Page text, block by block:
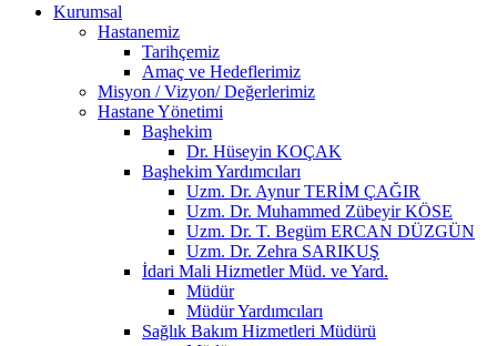
Kurumsal
Hastanemiz
Tarihçemiz
Amaç ve Hedeflerimiz
Misyon / Vizyon/ Değerlerimiz
Hastane Yönetimi
Başhekim
Dr. Hüseyin KOÇAK
Başhekim Yardımcıları
Uzm. Dr. Aynur TERİM ÇAĞIR
Uzm. Dr. Muhammed Zübeyir KÖSE
Uzm. Dr. T. Begüm ERCAN DÜZGÜN
Uzm. Dr. Zehra SARIKUŞ
İdari Mali Hizmetler Müd. ve Yard.
Müdür
Müdür Yardımcıları
Sağlık Bakım Hizmetleri Müdürü